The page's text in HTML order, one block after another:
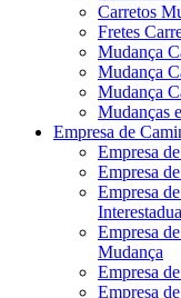
Carretos
Fretes
Mudança
Mudança
Mudança
Mudanças
Empresa de
Empresa
Empresa
Empresa
Empresa
Mudança
Empresa
Empresa